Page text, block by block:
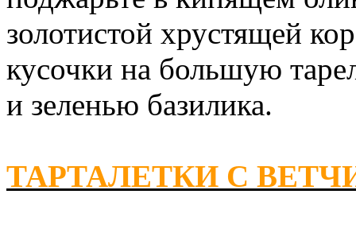
золотистой хрустящей
кусочки на большую
и зеленью базилика.
ТАРТАЛЕТКИ С